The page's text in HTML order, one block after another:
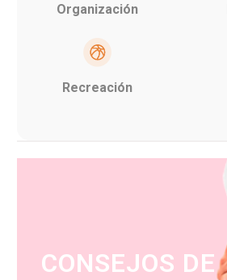
Organización
Recreación
CONSEJOS DE